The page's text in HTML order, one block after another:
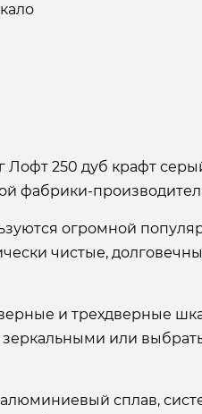
Лофт 250 дуб крафт
фабрики-
огромной
чистые,
и трехдверные
или
сплав,